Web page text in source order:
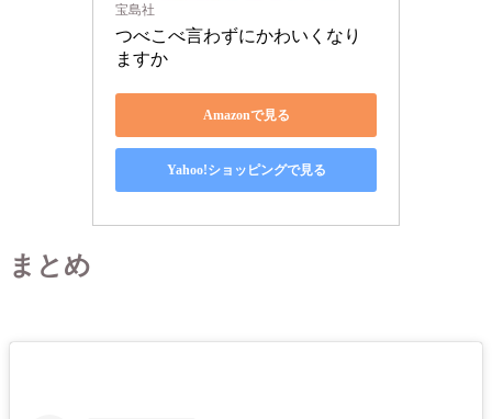
宝島社
つべこべ言わずにかわいくなり
ますか
Amazonで見る
Yahoo!ショッピングで見る
まとめ